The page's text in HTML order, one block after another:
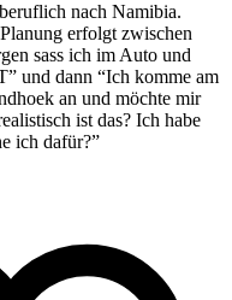
nach Namibia.
erfolgt zwischen
sass ich im Auto und
und dann “Ich komme am
an und möchte mir
ist das? Ich habe
ich dafür?”